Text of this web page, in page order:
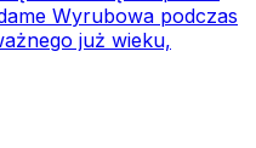
Wyrubowa podczas
już wieku,